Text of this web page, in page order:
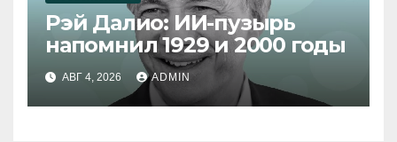
Рэй Далио: ИИ-пузырь
напомнил 1929 и 2000 годы
АВГ 4, 2026 ADMIN